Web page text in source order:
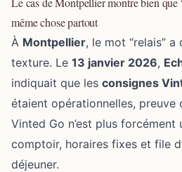
même chose partout
À Montpellier, le mot “relais”
texture. Le 13 janvier 2026,
indiquait que les consignes
étaient opérationnelles, preuve
Vinted Go n’est plus forcément
comptoir, horaires fixes et file
déjeuner.